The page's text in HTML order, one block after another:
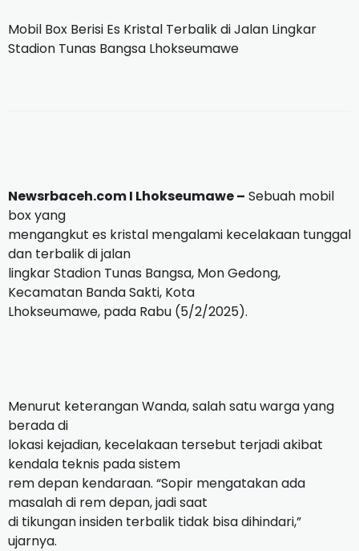
Mobil Box Berisi Es Kristal Terbalik di Jalan Lingkar
Stadion Tunas Bangsa Lhokseumawe
Newsrbaceh.com I Lhokseumawe – Sebuah mobil
box yang
mengangkut es kristal mengalami kecelakaan tunggal
dan terbalik di jalan
lingkar Stadion Tunas Bangsa, Mon Gedong,
Kecamatan Banda Sakti, Kota
Lhokseumawe, pada Rabu (5/2/2025).
Menurut keterangan Wanda, salah satu warga yang
berada di
lokasi kejadian, kecelakaan tersebut terjadi akibat
kendala teknis pada sistem
rem depan kendaraan. “Sopir mengatakan ada
masalah di rem depan, jadi saat
di tikungan insiden terbalik tidak bisa dihindari,”
ujarnya.